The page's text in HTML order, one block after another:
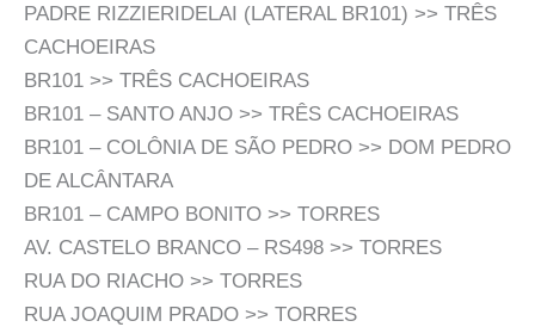
PADRE RIZZIERIDELAI (LATERAL BR101) >> TRÊS
CACHOEIRAS
BR101 >> TRÊS CACHOEIRAS
BR101 – SANTO ANJO >> TRÊS CACHOEIRAS
BR101 – COLÔNIA DE SÃO PEDRO >> DOM PEDRO
DE ALCÂNTARA
BR101 – CAMPO BONITO >> TORRES
AV. CASTELO BRANCO – RS498 >> TORRES
RUA DO RIACHO >> TORRES
RUA JOAQUIM PRADO >> TORRES